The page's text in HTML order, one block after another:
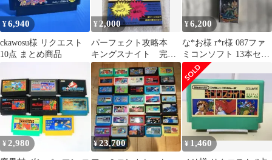
¥6,940
ckawosu様 リクエスト
10点 まとめ商品
¥ 2,000
パーフェクト攻略本
キングスナイト 完全
マップ付属 同梱割引
有り 初版
¥6,200
な*お様 r*r様 087ファ
ミコンソフト 13本セッ
ト まとめ売り
¥ 2,980 ¥23,700 ¥1,460